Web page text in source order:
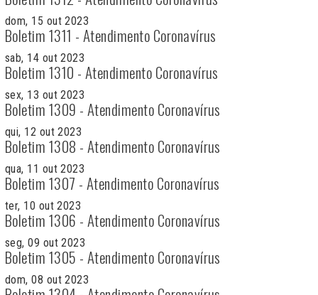
dom, 15 out 2023
Boletim 1311 - Atendimento Coronavírus
sab, 14 out 2023
Boletim 1310 - Atendimento Coronavírus
sex, 13 out 2023
Boletim 1309 - Atendimento Coronavírus
qui, 12 out 2023
Boletim 1308 - Atendimento Coronavírus
qua, 11 out 2023
Boletim 1307 - Atendimento Coronavírus
ter, 10 out 2023
Boletim 1306 - Atendimento Coronavírus
seg, 09 out 2023
Boletim 1305 - Atendimento Coronavírus
dom, 08 out 2023